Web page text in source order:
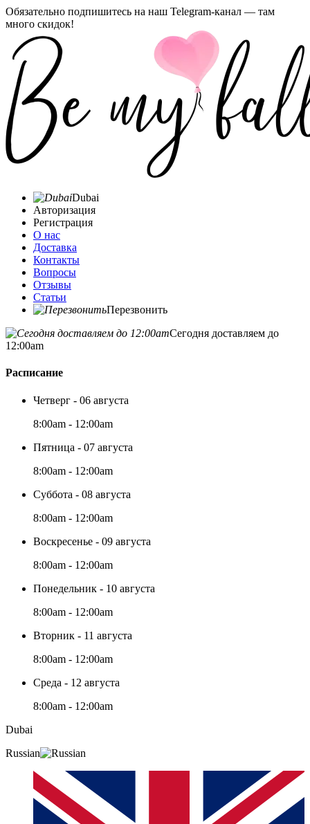
Обязательно подпишитесь на наш Telegram-канал — там
много скидок!
Dubai
Авторизация
Регистрация
О нас
Доставка
Контакты
Вопросы
Отзывы
Статьи
Перезвонить
Сегодня доставляем до
12:00am
Расписание
Четверг - 06 августа
8:00am - 12:00am
Пятница - 07 августа
8:00am - 12:00am
Суббота - 08 августа
8:00am - 12:00am
Воскресенье - 09 августа
8:00am - 12:00am
Понедельник - 10 августа
8:00am - 12:00am
Вторник - 11 августа
8:00am - 12:00am
Среда - 12 августа
8:00am - 12:00am
Dubai
Russian